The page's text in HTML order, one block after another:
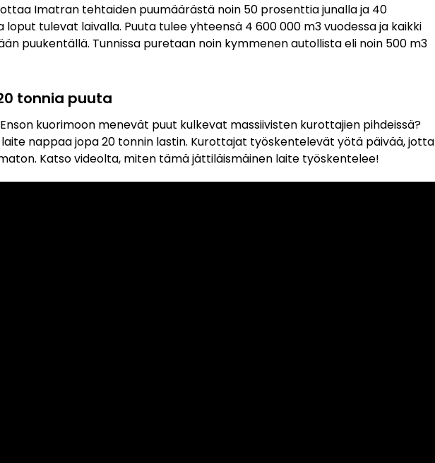
Imatran tehtaiden puumäärästä noin 50 prosenttia junalla ja 40
tulevat laivalla. Puuta tulee yhteensä 4 600 000 m3 vuodessa ja kaikki
puukentällä. Tunnissa puretaan noin kymmenen autollista eli noin 500 m3
tonnia puuta
kuorimoon menevät puut kulkevat massiivisten kurottajien pihdeissä?
nappaa jopa 20 tonnin lastin. Kurottajat työskentelevät yötä päivää, jotta
Katso videolta, miten tämä jättiläismäinen laite työskentelee!